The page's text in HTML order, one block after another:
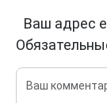
Ваш адрес